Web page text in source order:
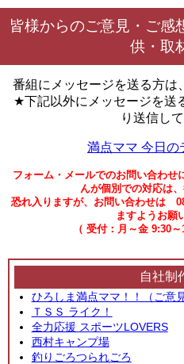
皆様からのご意見・ご感
供・取
番組にメッセージを送る方は
★下記以外にメッセージを送
り送信し
満点ママ 今日の
フォーム・メールでのお問い合わせ
んが個別での対応は
恐れ入りますが、お問い合わせは
ますようお願
（ 受付：月～金 9:30
自社制
ひろしま満点ママ！！（ご意
ＴＳＳ ライク！
全力応援 スポーツLOVERS
西村キャンプ場
釣りごろつられごろ